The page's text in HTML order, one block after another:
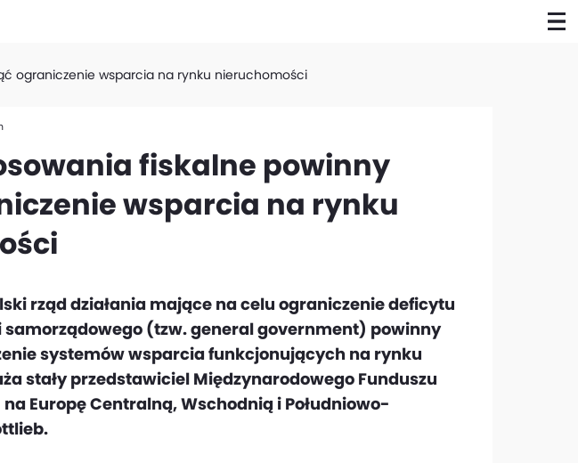
ograniczenie wsparcia na rynku nieruchomości
fiskalne powinny
wsparcia na rynku
rząd działania mające na celu ograniczenie deficytu
samorządowego (tzw. general government) powinny
systemów wsparcia funkcjonujących na rynku
stały przedstawiciel Międzynarodowego Funduszu
Europę Centralną, Wschodnią i Południowo-